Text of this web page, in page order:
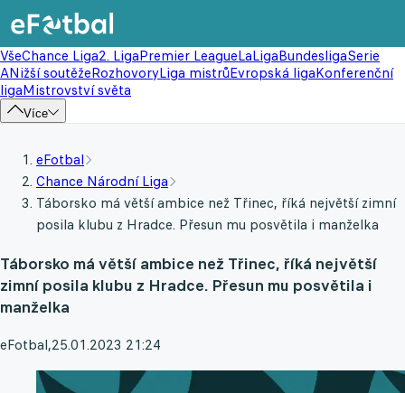
VšeChance Liga2. LigaPremier LeagueLaLigaBundesligaSerie
ANižší soutěžeRozhovoryLiga mistrůEvropská ligaKonferenční
ligaMistrovství světa
Více
eFotbal
Chance Národní Liga
Táborsko má větší ambice než Třinec, říká největší zimní
posila klubu z Hradce. Přesun mu posvětila i manželka
Táborsko má větší ambice než Třinec, říká největší
zimní posila klubu z Hradce. Přesun mu posvětila i
manželka
eFotbal,25.01.2023 21:24